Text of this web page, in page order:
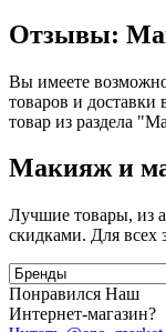
Отзывы:
Вы имеете
товаров и
товар из раздела
Макияж и
Лучшие товары, из
скидками. Для всех
Понравился Наш
Интернет-магазин?